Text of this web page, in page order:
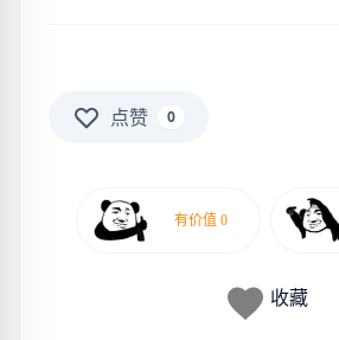
点赞 0
收藏